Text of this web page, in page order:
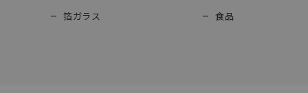
箔ガラス
食品